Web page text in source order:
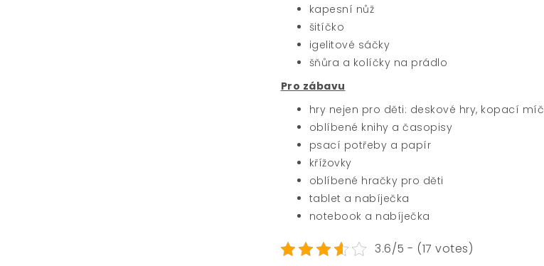
kapesní nůž
šitíčko
igelitové sáčky
šňůra a kolíčky na prádlo
Pro zábavu
hry nejen pro děti: deskové hry, kopací míč
oblíbené knihy a časopisy
psací potřeby a papír
křížovky
oblíbené hračky pro děti
tablet a nabíječka
notebook a nabíječka
3.6/5 - (17 votes)